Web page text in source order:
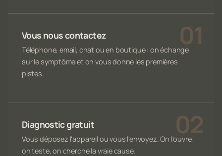
Vous nous contactez
Téléphone, email, chat ou en boutique : on échange
sur le symptôme et on vous donne les premières
pistes.
Diagnostic gratuit
Vous déposez l'appareil ou vous l'envoyez. On l'ouvre,
on teste, on cherche la vraie cause.